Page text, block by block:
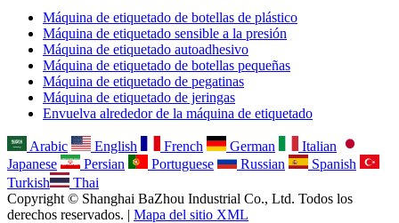
Máquina de etiquetado de botellas de plástico
Máquina de etiquetado sensible a la presión
Máquina de etiquetado autoadhesivo
Máquina de etiquetado de botellas pequeñas
Máquina de etiquetado de pegatinas
Máquina de etiquetado de jeringas
Envuelva alrededor de la máquina de etiquetado
Arabic English French German
Italian
Japanese
Persian Portuguese Russian
Spanish
Turkish
Thai
Copyright © Shanghai BaZhou Industrial Co., Ltd. Todos los
derechos reservados. | Mapa del sitio XML